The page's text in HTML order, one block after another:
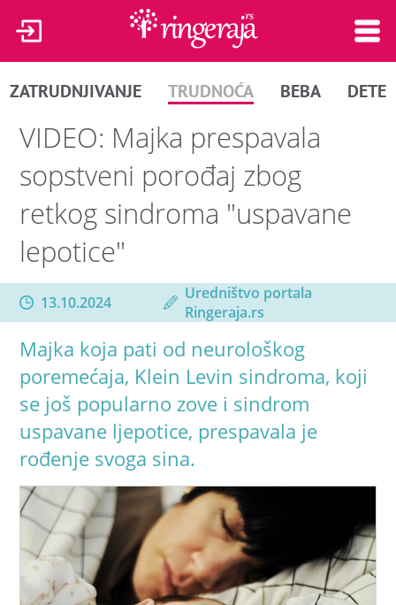
ZATRUDNJIVANJE TRUDNOĆA BEBA DETE
VIDEO: Majka prespavala
sopstveni porođaj zbog
retkog sindroma "uspavane
lepotice"
13.10.2024
Uredništvo portala
Ringeraja.rs
Majka koja pati od neurološkog
poremećaja, Klein Levin sindroma, koji
se još popularno zove i sindrom
uspavane ljepotice, prespavala je
rođenje svoga sina.